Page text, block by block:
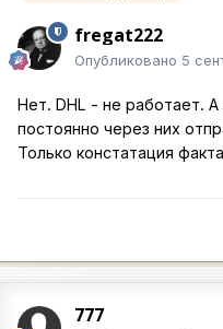
fregat222
Опубликовано 5
Нет. DHL - не работает.
постоянно через них
Только констатация
777